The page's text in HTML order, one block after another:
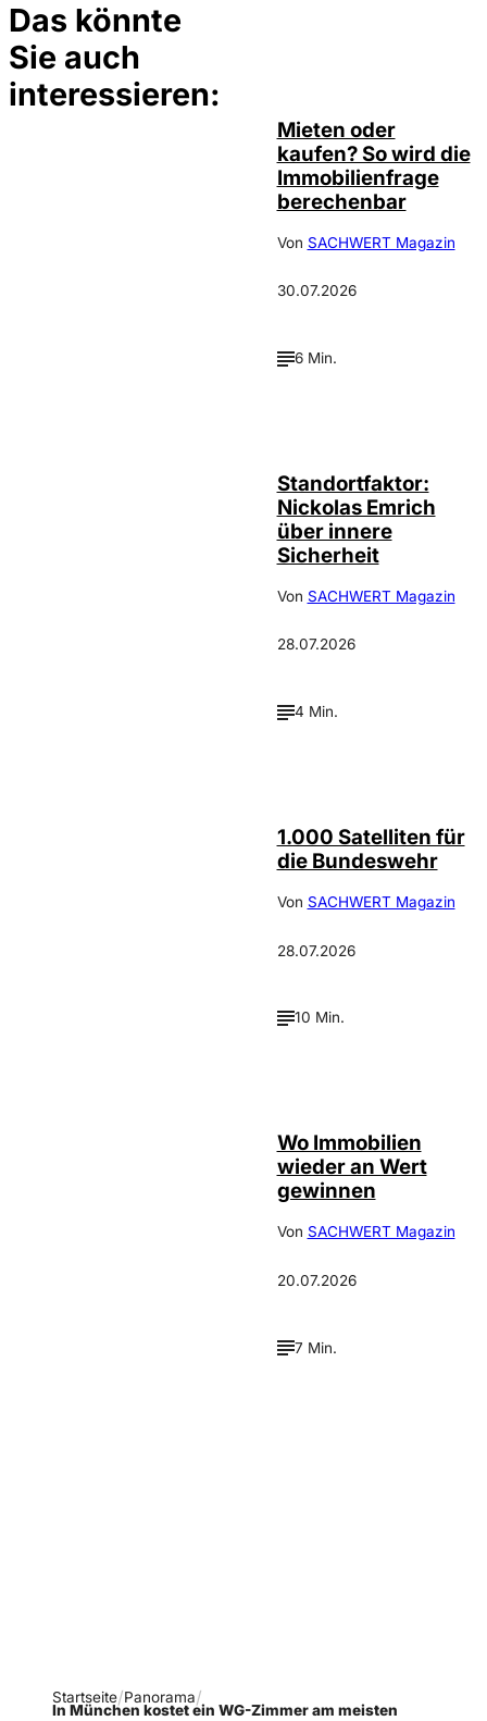
Das könnte
Sie auch
interessieren:
Mieten oder
kaufen? So wird die
Immobilienfrage
berechenbar
Von SACHWERT Magazin
30.07.2026
6 Min.
Standortfaktor:
Nickolas Emrich
über innere
Sicherheit
Von SACHWERT Magazin
28.07.2026
4 Min.
1.000 Satelliten für
die Bundeswehr
Von SACHWERT Magazin
28.07.2026
10 Min.
Wo Immobilien
wieder an Wert
gewinnen
Von SACHWERT Magazin
20.07.2026
7 Min.
Startseite Panorama
In München kostet ein WG-Zimmer am meisten